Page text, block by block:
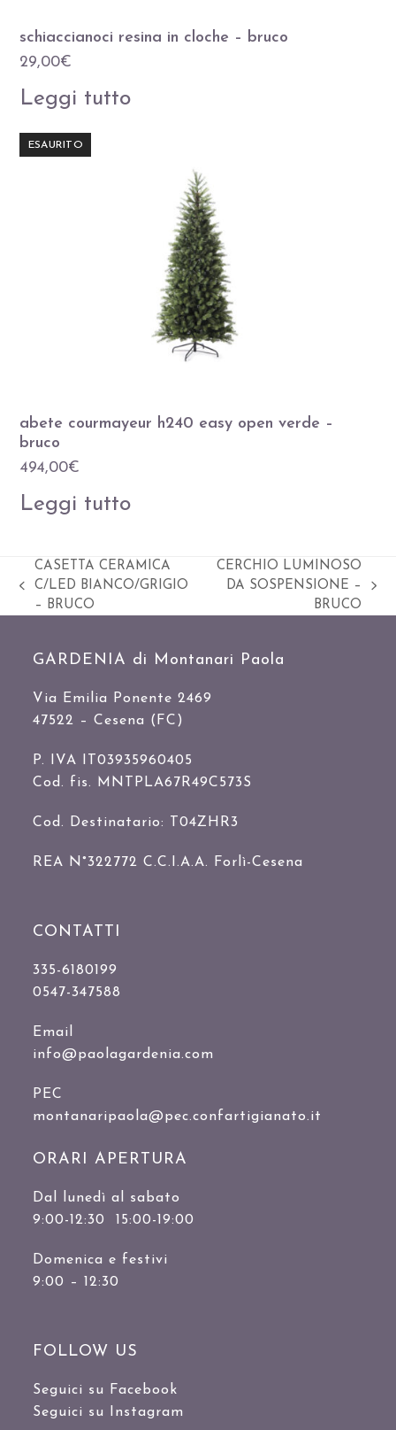
schiaccianoci resina in cloche – bruco
29,00€
Leggi tutto
ESAURITO
abete courmayeur h240 easy open verde –
bruco
494,00€
Leggi tutto
Slide
precedente:
CASETTA CERAMICA
C/LED BIANCO/GRIGIO
– BRUCO
articolo:
CERCHIO LUMINOSO
DA SOSPENSIONE –
BRUCO
GARDENIA di Montanari Paola
Via Emilia Ponente 2469
47522 – Cesena (FC)
P. IVA IT03935960405
Cod. fis. MNTPLA67R49C573S
Cod. Destinatario: T04ZHR3
REA N°322772 C.C.I.A.A. Forlì-Cesena
CONTATTI
335-6180199
0547-347588
Email
info@paolagardenia.com
PEC
montanaripaola@pec.confartigianato.it
ORARI APERTURA
Dal lunedì al sabato
9:00-12:30 15:00-19:00
Domenica e festivi
9:00 – 12:30
FOLLOW US
Seguici su Facebook
Seguici su Instagram